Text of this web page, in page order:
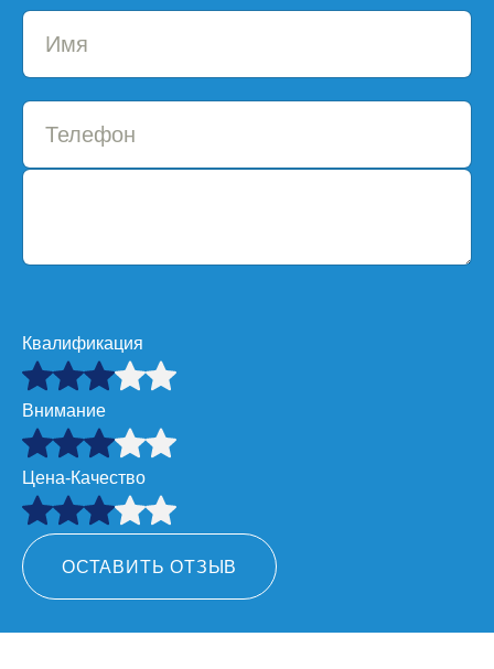
Квалификация
Внимание
Цена-Качество
ОСТАВИТЬ ОТЗЫВ